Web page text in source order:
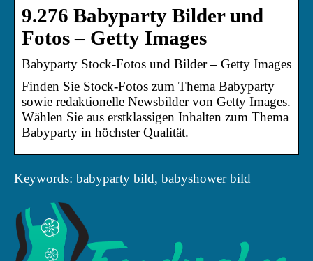
9.276 Babyparty Bilder und
Fotos – Getty Images
Babyparty Stock-Fotos und Bilder – Getty Images
Finden Sie Stock-Fotos zum Thema Babyparty
sowie redaktionelle Newsbilder von Getty Images.
Wählen Sie aus erstklassigen Inhalten zum Thema
Babyparty in höchster Qualität.
Keywords: babyparty bild, babyshower bild